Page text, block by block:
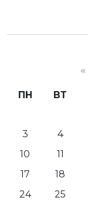
«
ПН ВТ
3
4
10
11
17
18
24
25